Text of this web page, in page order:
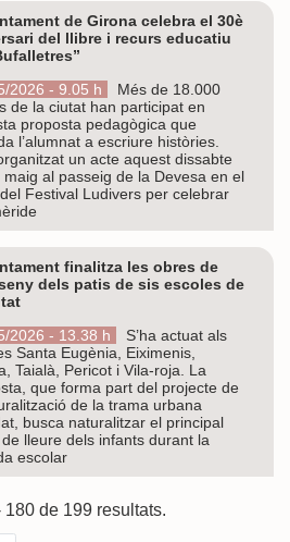
de Girona celebra el 30è
del llibre i recurs educatiu
2026 - 9.05 h
Més de 18.000
de la ciutat han participat en
proposta pedagògica que
l’alumnat a escriure històries.
un acte aquest dissabte
maig al passeig de la Devesa en el
Festival Ludivers per celebrar
finalitza les obres de
dels patis de sis escoles de
2026 - 13.38 h
S’ha actuat als
Santa Eugènia, Eiximenis,
Taialà, Pericot i Vila-roja. La
que forma part del projecte de
de la trama urbana
busca naturalitzar el principal
lleure dels infants durant la
escolar
de 199 resultats.